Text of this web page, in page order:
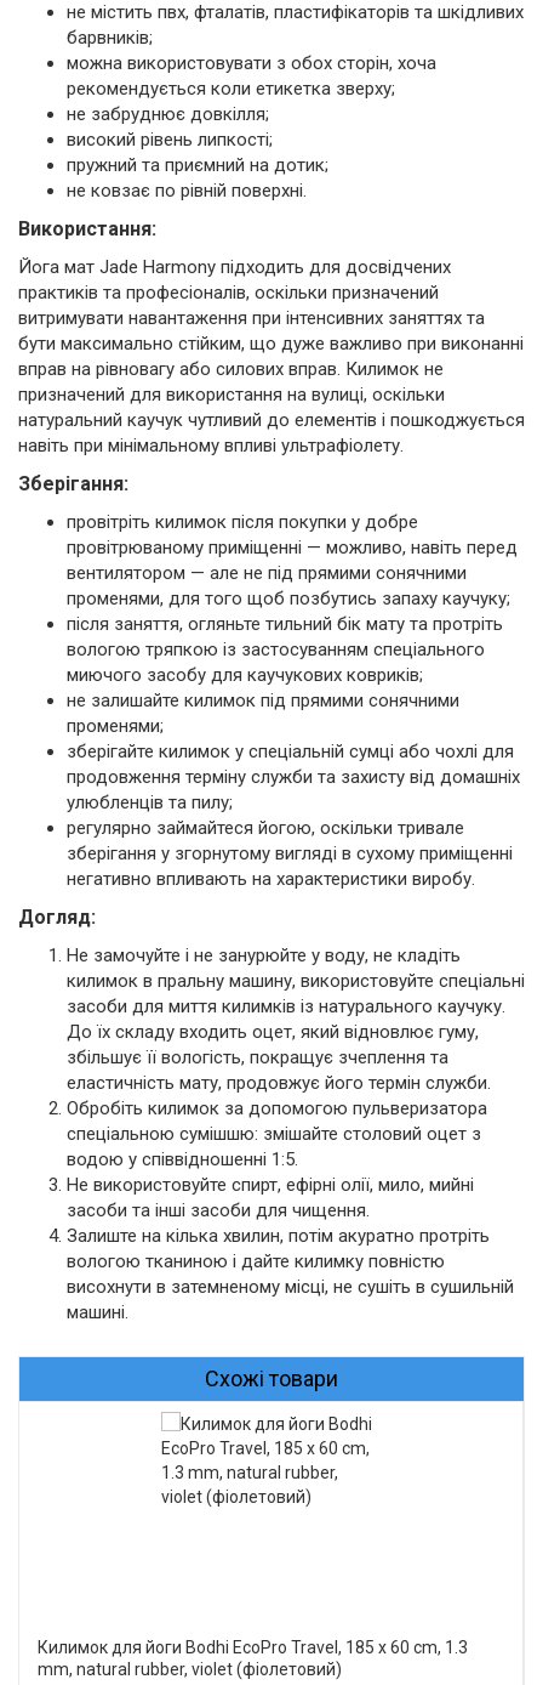
не містить пвх, фталатів, пластифікаторів та шкідливих
барвників;
можна використовувати з обох сторін, хоча
рекомендується коли етикетка зверху;
не забруднює довкілля;
високий рівень липкості;
пружний та приємний на дотик;
не ковзає по рівній поверхні.
Використання:
Йога мат Jade Harmony підходить для досвідчених
практиків та професіоналів, оскільки призначений
витримувати навантаження при інтенсивних заняттях та
бути максимально стійким, що дуже важливо при виконанні
вправ на рівновагу або силових вправ. Килимок не
призначений для використання на вулиці, оскільки
натуральний каучук чутливий до елементів і пошкоджується
навіть при мінімальному впливі ультрафіолету.
Зберігання:
провітріть килимок після покупки у добре
провітрюваному приміщенні — можливо, навіть перед
вентилятором — але не під прямими сонячними
променями, для того щоб позбутись запаху каучуку;
після заняття, огляньте тильний бік мату та протріть
вологою тряпкою із застосуванням спеціального
миючого засобу для каучукових ковриків;
не залишайте килимок під прямими сонячними
променями;
зберігайте килимок у спеціальній сумці або чохлі для
продовження терміну служби та захисту від домашніх
улюбленців та пилу;
регулярно займайтеся йогою, оскільки тривале
зберігання у згорнутому вигляді в сухому приміщенні
негативно впливають на характеристики виробу.
Догляд:
Не замочуйте і не занурюйте у воду, не кладіть
килимок в пральну машину, використовуйте спеціальні
засоби для миття килимків із натурального каучуку.
До їх складу входить оцет, який відновлює гуму,
збільшує її вологість, покращує зчеплення та
еластичність мату, продовжує його термін служби.
Обробіть килимок за допомогою пульверизатора
спеціальною сумішшю: змішайте столовий оцет з
водою у співвідношенні 1:5.
Не використовуйте спирт, ефірні олії, мило, мийні
засоби та інші засоби для чищення.
Залиште на кілька хвилин, потім акуратно протріть
вологою тканиною і дайте килимку повністю
висохнути в затемненому місці, не сушіть в сушильній
машині.
Схожі товари
Килимок для йоги Bodhi EcoPro Travel, 185 x 60 cm, 1.3
mm, natural rubber, violet (фіолетовий)